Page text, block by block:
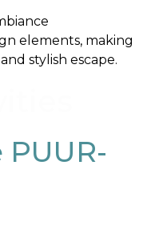
elements, making
stylish escape.
PUUR-